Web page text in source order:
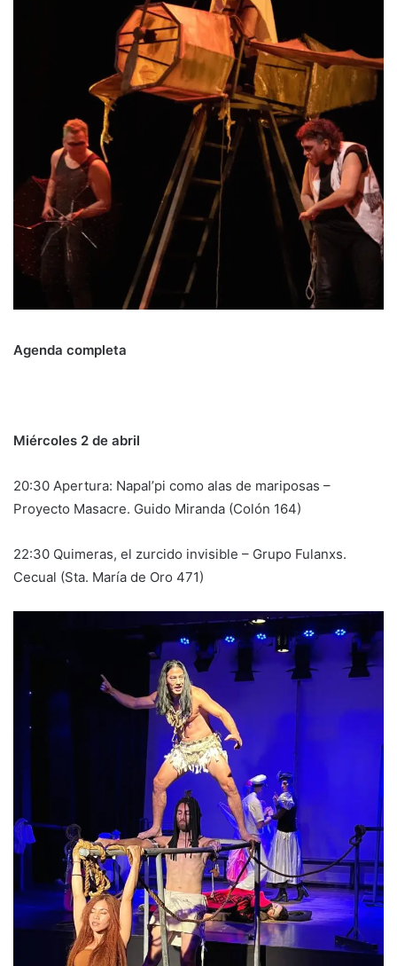
Agenda completa
Miércoles 2 de abril
20:30 Apertura: Napal’pi como alas de mariposas –
Proyecto Masacre. Guido Miranda (Colón 164)
22:30 Quimeras, el zurcido invisible – Grupo Fulanxs.
Cecual (Sta. María de Oro 471)